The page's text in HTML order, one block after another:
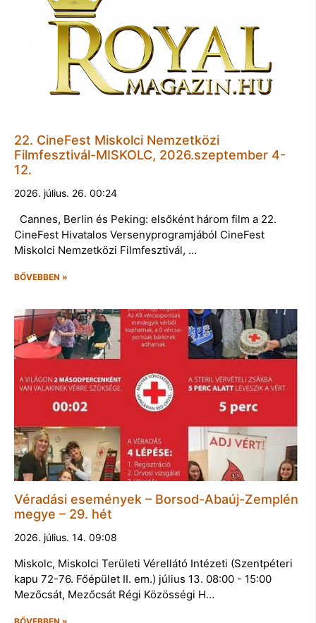
22. CineFest Miskolci Nemzetközi
Filmfesztivál-MISKOLC, 2026.szeptember 4-
12.
2026. július. 26. 00:24
Cannes, Berlin és Peking: elsőként három film a 22.
CineFest Hivatalos Versenyprogramjából CineFest
Miskolci Nemzetközi Filmfesztivál, …
BŐVEBBEN »
Véradási események – Borsod-Abaúj-Zemplén
megye – 29. hét
2026. július. 14. 09:08
Miskolc, Miskolci Területi Vérellátó Intézeti (Szentpéteri
kapu 72-76. Főépület II. em.) július 13. 08:00 - 15:00
Mezőcsát, Mezőcsát Régi Közösségi H…